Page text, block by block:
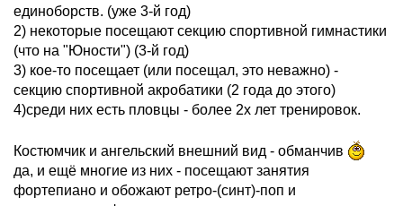
единоборств. (уже 3-й год)
2) некоторые посещают секцию спортивной гимнастики
(что на "Юности") (3-й год)
3) кое-то посещает (или посещал, это неважно) -
секцию спортивной акробатики (2 года до этого)
4)среди них есть пловцы - более 2х лет тренировок.
Костюмчик и ангельский внешний вид - обманчив
да, и ещё многие из них - посещают занятия
фортепиано и обожают ретро-(синт)-поп и